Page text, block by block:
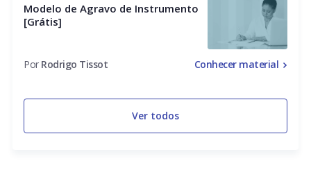
Modelo de Agravo de Instrumento
[Grátis]
Por Rodrigo Tissot Conhecer material
Ver todos